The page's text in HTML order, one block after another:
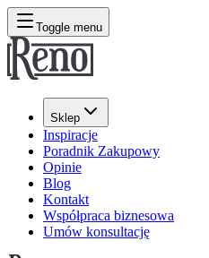
Toggle menu
Sklep
Inspiracje
Poradnik Zakupowy
Opinie
Blog
Kontakt
Współpraca biznesowa
Umów konsultację